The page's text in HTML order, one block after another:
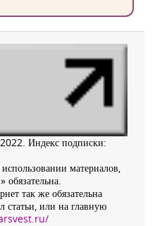
Индекс подписки:
материалов,
обязательна.
так же обязательна
статьи, или на главную